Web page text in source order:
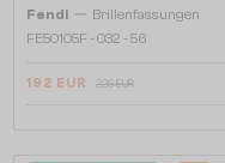
Fendi — Brillenfassungen
FE50105F - 032 - 56
192 EUR 226 EUR